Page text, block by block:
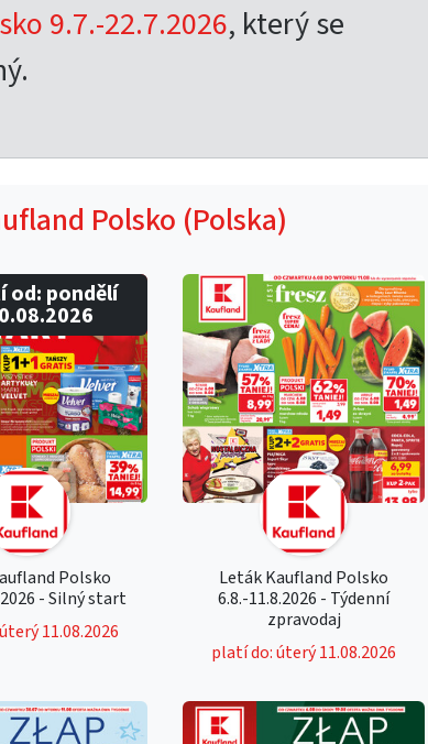
9.7.-22.7.2026, který se
Polsko (Polska)
Polsko
- Silný start
11.08.2026
od: pondělí
Leták Kaufland Polsko
6.8.-11.8.2026 - Týdenní
zpravodaj
platí do: úterý 11.08.2026